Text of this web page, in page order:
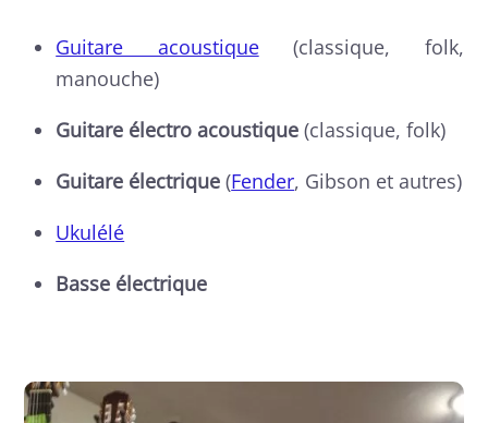
Guitare acoustique(classique, folk,
manouche)
Guitare électro acoustique (classique, folk)
Guitare électrique (Fender, Gibson et autres)
Ukulélé
Basse électrique